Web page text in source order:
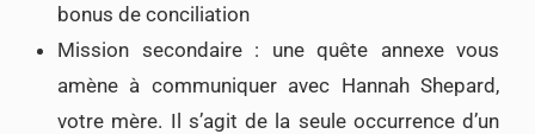
bonus de conciliation
Mission secondaire : une quête annexe vous
amène à communiquer avec Hannah Shepard,
votre mère. Il s’agit de la seule occurrence d’un